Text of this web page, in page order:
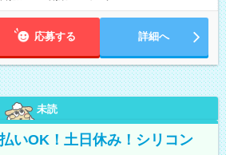
（毎週同じ曜日での勤務となります）
応募する 詳細へ
未読
いOK！土日休み！シリコン